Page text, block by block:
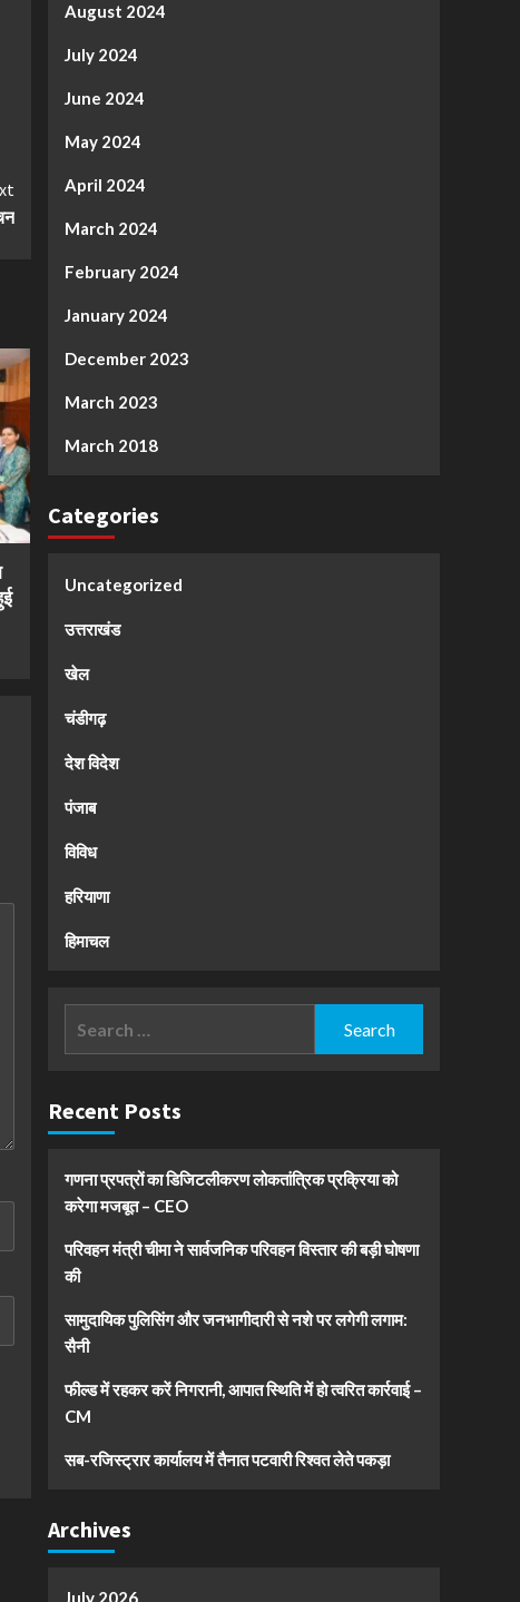
August 2024
July 2024
June 2024
May 2024
April 2024
March 2024
February 2024
January 2024
December 2023
March 2023
March 2018
Categories
Uncategorized
उत्तराखंड
खेल
चंडीगढ़
देश विदेश
पंजाब
विविध
हरियाणा
हिमाचल
Recent Posts
गणना प्रपत्रों का डिजिटलीकरण लोकतांत्रिक प्रक्रिया को
करेगा मजबूत – CEO
परिवहन मंत्री चीमा ने सार्वजनिक परिवहन विस्तार की बड़ी घोषणा
की
सामुदायिक पुलिसिंग और जनभागीदारी से नशे पर लगेगी लगाम:
सैनी
फील्ड में रहकर करें निगरानी, आपात स्थिति में हो त्वरित कार्रवाई –
CM
सब-रजिस्ट्रार कार्यालय में तैनात पटवारी रिश्वत लेते पकड़ा
Archives
July 2026